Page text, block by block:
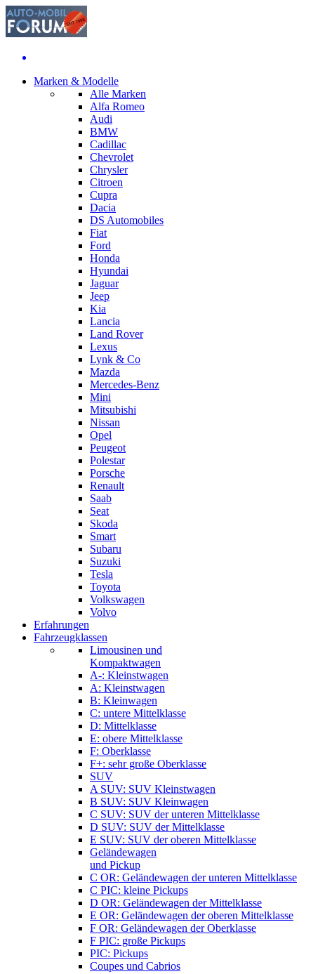
Marken & Modelle
Alle Marken
Alfa Romeo
Audi
BMW
Cadillac
Chevrolet
Chrysler
Citroen
Cupra
Dacia
DS Automobiles
Fiat
Ford
Honda
Hyundai
Jaguar
Jeep
Kia
Lancia
Land Rover
Lexus
Lynk & Co
Mazda
Mercedes-Benz
Mini
Mitsubishi
Nissan
Opel
Peugeot
Polestar
Porsche
Renault
Saab
Seat
Skoda
Smart
Subaru
Suzuki
Tesla
Toyota
Volkswagen
Volvo
Erfahrungen
Fahrzeugklassen
Limousinen und
Kompaktwagen
A-: Kleinstwagen
A: Kleinstwagen
B: Kleinwagen
C: untere Mittelklasse
D: Mittelklasse
E: obere Mittelklasse
F: Oberklasse
F+: sehr große Oberklasse
SUV
A SUV: SUV Kleinstwagen
B SUV: SUV Kleinwagen
C SUV: SUV der unteren Mittelklasse
D SUV: SUV der Mittelklasse
E SUV: SUV der oberen Mittelklasse
Geländewagen
und Pickup
C OR: Geländewagen der unteren Mittelklasse
C PIC: kleine Pickups
D OR: Geländewagen der Mittelklasse
E OR: Geländewagen der oberen Mittelklasse
F OR: Geländewagen der Oberklasse
F PIC: große Pickups
PIC: Pickups
Coupes und Cabrios